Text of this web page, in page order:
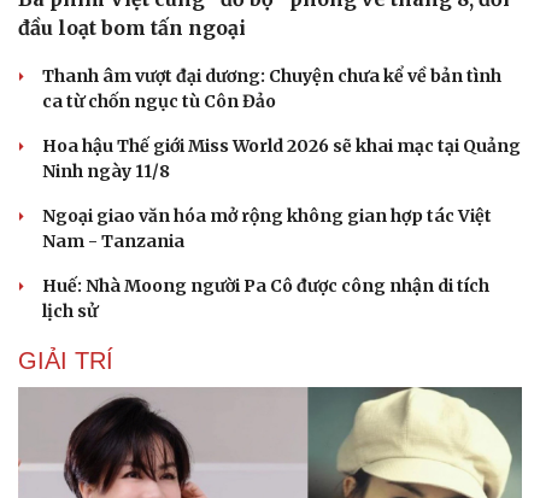
đầu loạt bom tấn ngoại
Thanh âm vượt đại dương: Chuyện chưa kể về bản tình
ca từ chốn ngục tù Côn Đảo
Hoa hậu Thế giới Miss World 2026 sẽ khai mạc tại Quảng
Ninh ngày 11/8
Ngoại giao văn hóa mở rộng không gian hợp tác Việt
Nam - Tanzania
Huế: Nhà Moong người Pa Cô được công nhận di tích
lịch sử
GIẢI TRÍ